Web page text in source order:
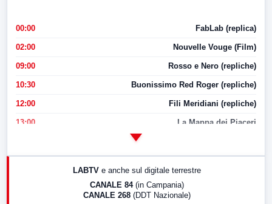
00:00 FabLab (replica)
02:00 Nouvelle Vouge (Film)
09:00 Rosso e Nero (repliche)
10:30 Buonissimo Red Roger (repliche)
12:00 Fili Meridiani (repliche)
13:00 La Mappa dei Piaceri
LABTV e anche sul digitale terrestre
CANALE 84 (in Campania)
CANALE 268 (DDT Nazionale)